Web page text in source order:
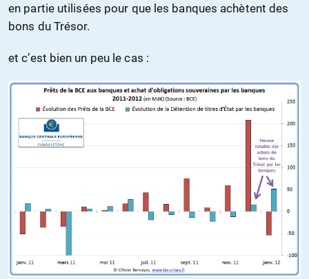
en partie utilisées pour que les banques achètent des
bons du Trésor.
et c’est bien un peu le cas :